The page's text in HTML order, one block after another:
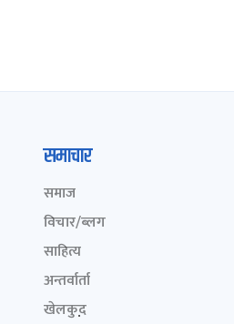
समाचार
समाज
विचार/ब्लग
साहित्य
अन्तर्वार्ता
खेलकुद़़